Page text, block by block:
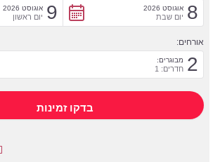
8 אוגוסט 2026
יום שבת 9 אוגוסט 2026
יום ראשון
אורחים:
2 מבוגרים:
חדרים: 1